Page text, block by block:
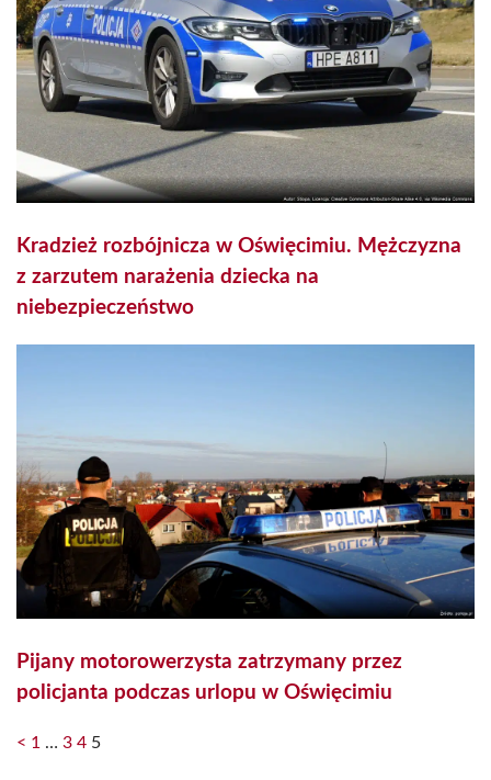
Kradzież rozbójnicza w Oświęcimiu. Mężczyzna
z zarzutem narażenia dziecka na
niebezpieczeństwo
Pijany motorowerzysta zatrzymany przez
policjanta podczas urlopu w Oświęcimiu
< 1 … 3 4 5